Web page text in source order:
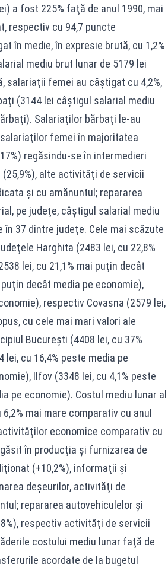
a fost 225% faţă de anul 1990, mai
respectiv cu 94,7 puncte
în medie, în expresie brută, cu 1,2%
mediu brut lunar de 5179 lei
salariaţii femei au câştigat cu 4,2%,
(3144 lei câştigul salarial mediu
Salariaţilor bărbaţi le-au
femei în majoritatea
regăsindu-se în intermedieri
alte activităţi de servicii
şi cu amănuntul; repararea
pe judeţe, câştigul salarial mediu
37 dintre judeţe. Cele mai scăzute
Harghita (2483 lei, cu 22,8%
lei, cu 21,1% mai puţin decât
decât media pe economie),
respectiv Covasna (2579 lei,
cu cele mai mari valori ale
Bucureşti (4408 lei, cu 37%
cu 16,4% peste media pe
Ilfov (3348 lei, cu 4,1% peste
pe economie). Costul mediu lunar al
mai mare comparativ cu anul
economice comparativ cu
în producţia şi furnizarea de
(+10,2%), informaţii şi
deşeurilor, activităţi de
repararea autovehiculelor şi
respectiv activităţi de servicii
costului mediu lunar faţă de
acordate de la bugetul